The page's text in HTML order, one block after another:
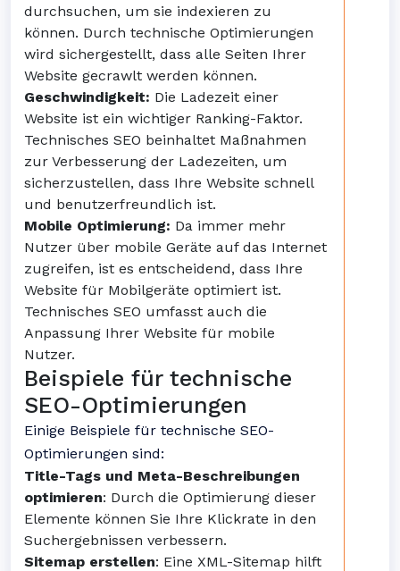
durchsuchen, um sie indexieren zu
können. Durch technische Optimierungen
wird sichergestellt, dass alle Seiten Ihrer
Website gecrawlt werden können.
Geschwindigkeit: Die Ladezeit einer
Website ist ein wichtiger Ranking-Faktor.
Technisches SEO beinhaltet Maßnahmen
zur Verbesserung der Ladezeiten, um
sicherzustellen, dass Ihre Website schnell
und benutzerfreundlich ist.
Mobile Optimierung: Da immer mehr
Nutzer über mobile Geräte auf das Internet
zugreifen, ist es entscheidend, dass Ihre
Website für Mobilgeräte optimiert ist.
Technisches SEO umfasst auch die
Anpassung Ihrer Website für mobile
Nutzer.
Beispiele für technische
SEO-Optimierungen
Einige Beispiele für technische SEO-
Optimierungen sind:
Title-Tags und Meta-Beschreibungen
optimieren: Durch die Optimierung dieser
Elemente können Sie Ihre Klickrate in den
Suchergebnissen verbessern.
Sitemap erstellen: Eine XML-Sitemap hilft